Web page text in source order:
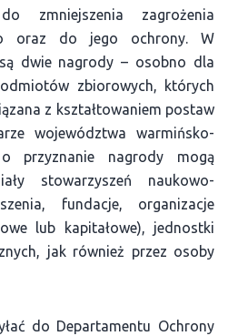
zmniejszenia zagrożenia
oraz do jego ochrony. W
dwie nagrody – osobno dla
zbiorowych, których
z kształtowaniem postaw
województwa warmińsko-
przyznanie nagrody mogą
stowarzyszeń naukowo-
fundacje, organizacje
lub kapitałowe), jednostki
jak również przez osoby
do Departamentu Ochrony